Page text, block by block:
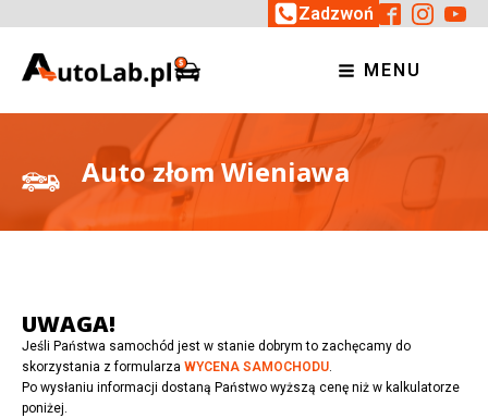
Zadzwoń
MENU
Auto złom Wieniawa
UWAGA!
Jeśli Państwa samochód jest w stanie dobrym to zachęcamy do
skorzystania z formularza WYCENA SAMOCHODU.
Po wysłaniu informacji dostaną Państwo wyższą cenę niż w kalkulatorze
poniżej.